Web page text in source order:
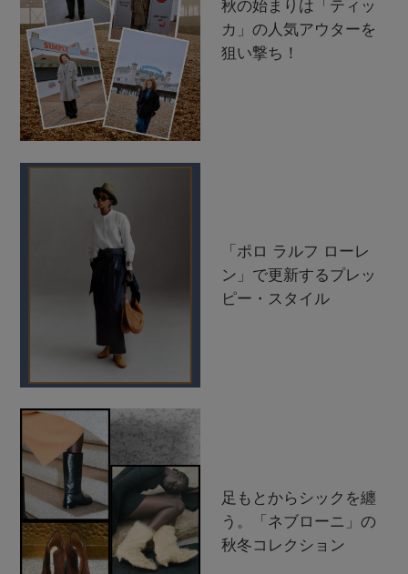
秋の始まりは「ティッ
カ」の人気アウターを
狙い撃ち！
「ポロ ラルフ ローレ
ン」で更新するプレッ
ピー・スタイル
足もとからシックを纏
う。「ネブローニ」の
秋冬コレクション